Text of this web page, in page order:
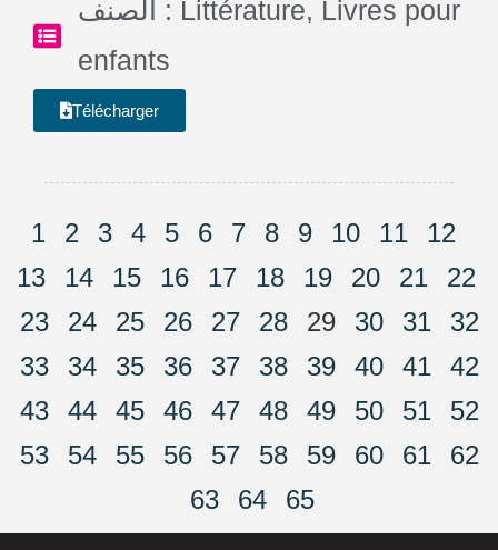
الصنف : Littérature, Livres pour
enfants
Télécharger
1 2 3 4 5 6 7 8 9 10 11
12
13
14 15 16 17 18 19 20 21
22
23
24 25 26 27 28 29 30 31
32
33
34 35 36 37 38 39 40 41
42
43
44 45 46 47 48 49 50 51
52
53
54 55 56 57 58 59 60 61
62
63
64 65